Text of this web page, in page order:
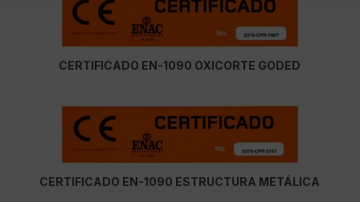
CERTIFICADO EN-1090 OXICORTE GODED
CERTIFICADO EN-1090 ESTRUCTURA METÁLICA